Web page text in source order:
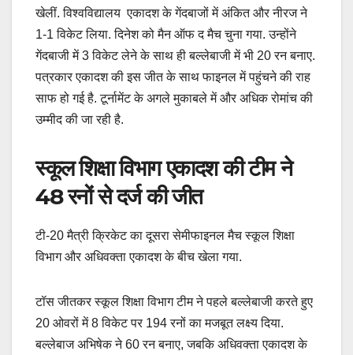
खेलीं. विश्वविद्यालय एकादश के गेंदबाजों में अंकित और नीरज ने
1-1 विकेट लिया. दिनेश को मैन ऑफ द मैच चुना गया. उन्होंने
गेंदबाजी में 3 विकेट लेने के साथ ही बल्लेबाजी में भी 20 रन बनाए.
पत्रकार एकादश की इस जीत के साथ फाइनल में पहुंचने की राह
साफ हो गई है. टूर्नामेंट के अगले मुकाबले में और अधिक रोमांच की
उम्मीद की जा रही है.
स्कूल शिक्षा विभाग एकादश की टीम ने
48 रनों से दर्ज की जीत
टी-20 मैत्री क्रिकेट का दूसरा सेमीफाइनल मैच स्कूल शिक्षा
विभाग और अधिवक्ता एकादश के बीच खेला गया.
टॉस जीतकर स्कूल शिक्षा विभाग टीम ने पहले बल्लेबाजी करते हुए
20 ओवरों में 8 विकेट पर 194 रनों का मजबूत लक्ष्य दिया.
बल्लेबाज अभिषेक ने 60 रन बनाए, जबकि अधिवक्ता एकादश के